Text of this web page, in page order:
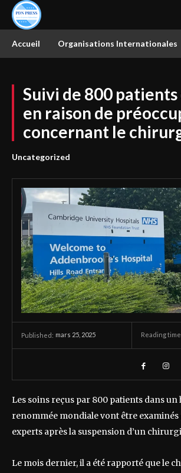
Accueil Organisations Internationales
Suivi de 800
en raison de
concernant le
Uncategorized
Published: mars 25, 2025 Reading
Les soins reçus par 800 patients dans un
renommée mondiale vont être
experts après la suspension d’un
Le mois dernier, il a été rapporté que le